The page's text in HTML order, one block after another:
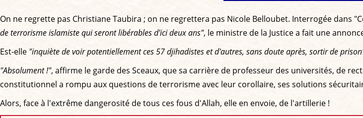
On ne regrette pas Christiane Taubira ; on ne regrettera pas Nicole Belloubet. Interrogée dans
de terrorisme islamiste qui seront libérables d'ici deux ans", le ministre de la Justice a fait une
Est-elle "inquiète de voir potentiellement ces 57 djihadistes et d'autres, sans doute après, sortir de
"Absolument !", affirme le garde des Sceaux, que sa carrière de professeur des universités, de
constitutionnel a rompu aux questions de terrorisme avec leur corollaire, ses solutions
Alors, face à l'extrême dangerosité de tous ces fous d'Allah, elle en envoie, de l'artillerie !